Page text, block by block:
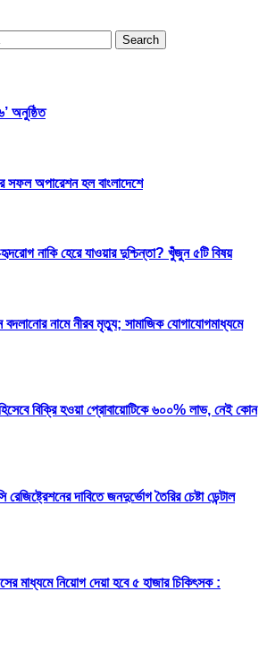
অনুষ্ঠিত
সফল অপারেশন হল বাংলাদেশে
নাকি হেরে যাওয়ার দুশ্চিন্তা? খুঁজুন ৫টি বিষয়
নামে নীরব মৃত্যু; সামাজিক যোগাযোগমাধ্যমে
হিসেবে বিক্রি হওয়া প্রোবায়োটিকে ৬০০% লাভ, নেই কোন
দাবিতে জনদুর্ভোগ তৈরির চেষ্টা ডেন্টাল
মাধ্যমে নিয়োগ দেয়া হবে ৫ হাজার চিকিৎসক :